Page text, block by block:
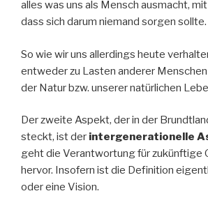
alles was uns als Mensch ausmacht,
dass sich darum niemand sorgen sollte.
So wie wir uns allerdings heute
entweder zu Lasten anderer
der Natur bzw. unserer natürlichen
Der zweite Aspekt, der in der
steckt, ist der intergenerationelle
geht die Verantwortung für zukünftige
hervor. Insofern ist die Definition
oder eine Vision.